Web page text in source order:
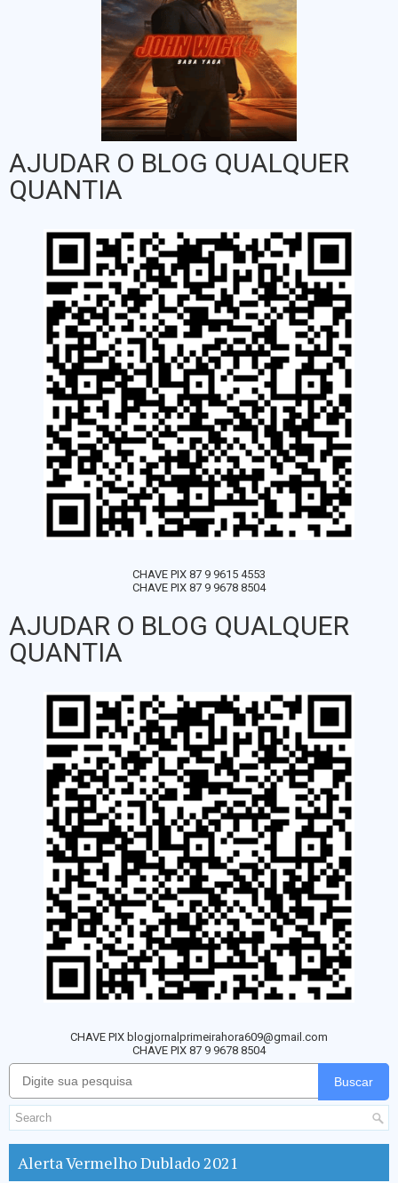
AJUDAR O BLOG QUALQUER
QUANTIA
CHAVE PIX 87 9 9615 4553
CHAVE PIX 87 9 9678 8504
AJUDAR O BLOG QUALQUER
QUANTIA
CHAVE PIX blogjornalprimeirahora609@gmail.com
CHAVE PIX 87 9 9678 8504
Buscar
Alerta Vermelho Dublado 2021